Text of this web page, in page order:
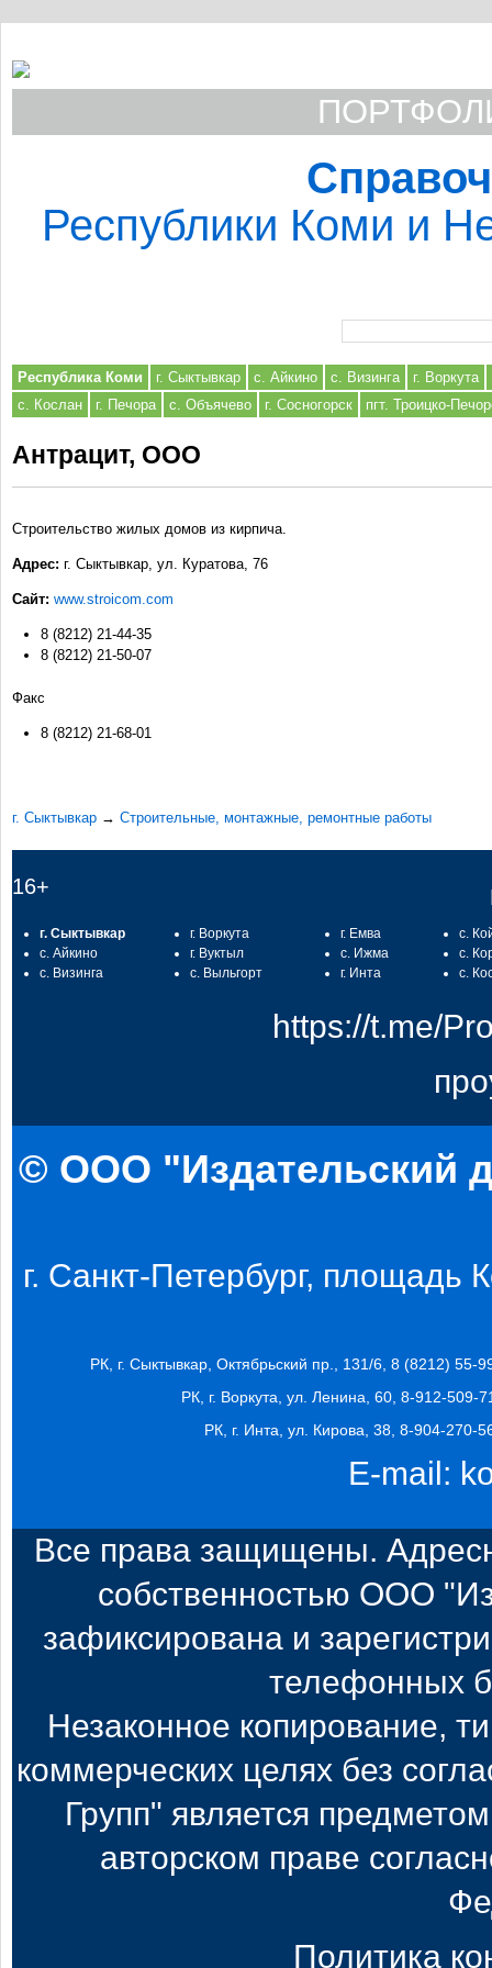
Республики Коми и
Республика Коми г. Сыктывкар с. Айкино с. Визинга
г. Воркута
с. Кослан
г. Печора с. Объячево г. Сосногорск пгт. Троицко-
Антрацит, ООО
Строительство жилых домов из кирпича.
Адрес: г. Сыктывкар, ул. Куратова, 76
Сайт: www.stroicom.com
8 (8212) 21-44-35
8 (8212) 21-50-07
Факс
8 (8212) 21-68-01
г. Сыктывкар → Строительные, монтажные, ремонтные работы
16+
г. Сыктывкар
с. Айкино
с. Визинга
г. Воркута
г. Вуктыл
с. Выльгорт
г. Емва
с. Ижма
г. Инта
с.
с.
с.
https://t.me/
© ООО "Издательский
г. Санкт-Петербург, площадь
РК, г. Сыктывкар, Октябрьский пр., 131/6, 8 (8212) 55-
РК, г. Воркута, ул. Ленина, 60, 8-912-509-
РК, г. Инта, ул. Кирова, 38, 8-904-270-
E-mail:
Все права защищены.
собственностью ООО
зафиксирована и
телефонных
Незаконное копирование,
коммерческих целях без
Групп" является
авторском праве
Политика